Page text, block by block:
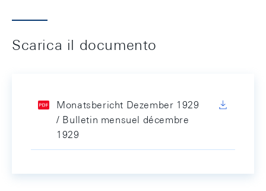
Scarica il documento
Monatsbericht Dezember 1929
/ Bulletin mensuel décembre
1929